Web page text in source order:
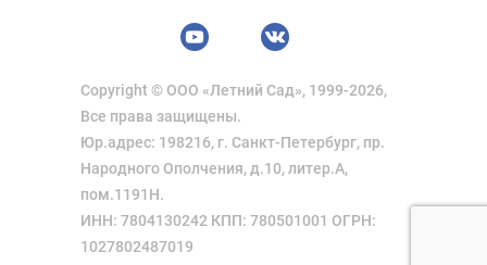
Copyright © ООО «Летний Сад», 1999-2026,
Все права защищены.
Юр.адрес: 198216, г. Санкт-Петербург, пр.
Народного Ополчения, д.10, литер.А,
пом.1191Н.
ИНН: 7804130242 КПП: 780501001 ОГРН:
1027802487019